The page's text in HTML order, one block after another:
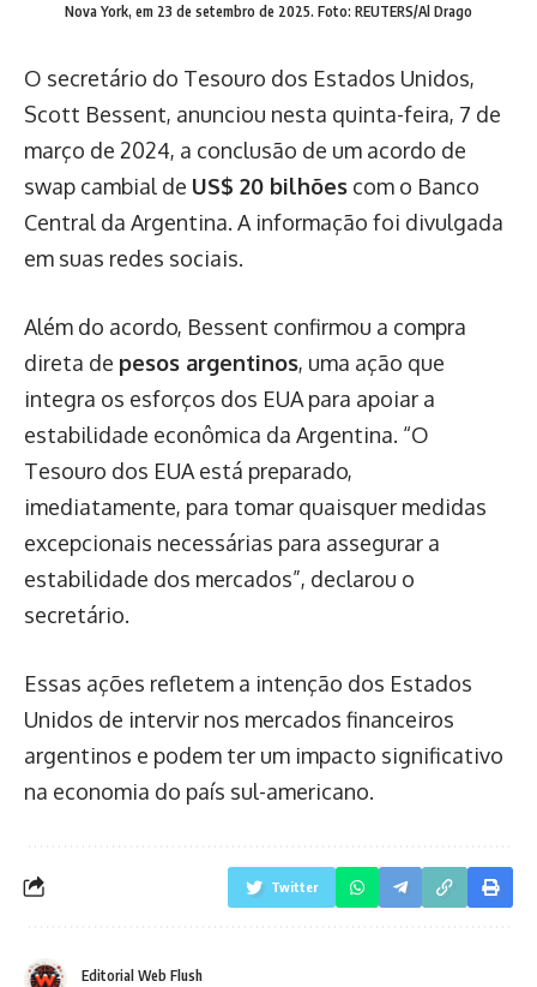
Nova York, em 23 de setembro de 2025. Foto: REUTERS/Al Drago
O secretário do Tesouro dos Estados Unidos,
Scott Bessent, anunciou nesta quinta-feira, 7 de
março de 2024, a conclusão de um acordo de
swap cambial de US$ 20 bilhões com o Banco
Central da Argentina. A informação foi divulgada
em suas redes sociais.
Além do acordo, Bessent confirmou a compra
direta de pesos argentinos, uma ação que
integra os esforços dos EUA para apoiar a
estabilidade econômica da Argentina. “O
Tesouro dos EUA está preparado,
imediatamente, para tomar quaisquer medidas
excepcionais necessárias para assegurar a
estabilidade dos mercados”, declarou o
secretário.
Essas ações refletem a intenção dos Estados
Unidos de intervir nos mercados financeiros
argentinos e podem ter um impacto significativo
na economia do país sul-americano.
Twitter
Editorial Web Flush